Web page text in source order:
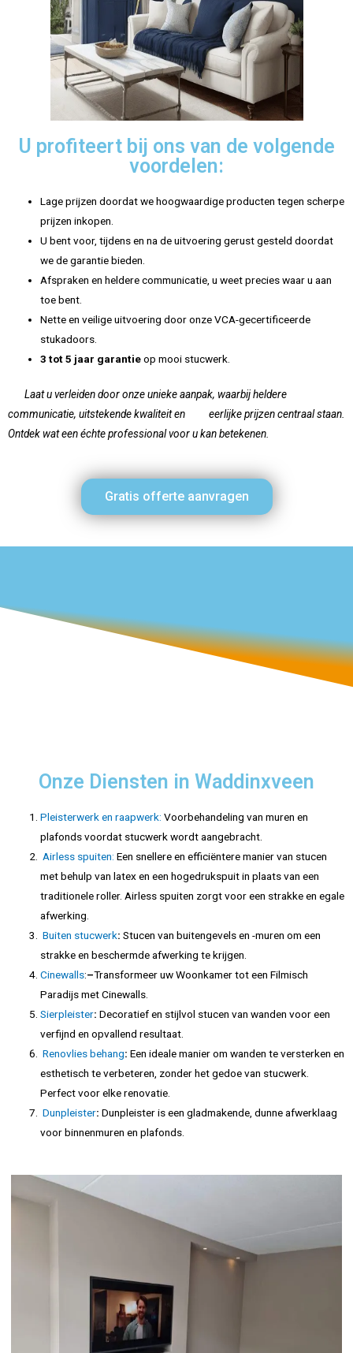
U profiteert bij ons van de volgende
voordelen:
Lage prijzen doordat we hoogwaardige producten tegen scherpe
prijzen inkopen.
U bent voor, tijdens en na de uitvoering gerust gesteld doordat
we de garantie bieden.
Afspraken en heldere communicatie, u weet precies waar u aan
toe bent.
Nette en veilige uitvoering door onze VCA-gecertificeerde
stukadoors.
3 tot 5 jaar garantieop mooi stucwerk.
Laat u verleiden door onze unieke aanpak, waarbij heldere
communicatie, uitstekende kwaliteit en eerlijke prijzen centraal staan.
Ontdek wat een échte professional voor u kan betekenen.
Gratis offerte aanvragen
Onze Diensten in Waddinxveen
Pleisterwerk en raapwerk: Voorbehandeling van muren en
plafonds voordat stucwerk wordt aangebracht.
Airless spuiten: Een snellere en efficiëntere manier van stucen
met behulp van latex en een hogedrukspuit in plaats van een
traditionele roller. Airless spuiten zorgt voor een strakke en egale
afwerking.
Buiten stucwerk: Stucen van buitengevels en -muren om een
strakke en beschermde afwerking te krijgen.
Cinewalls:–Transformeer uw Woonkamer tot een Filmisch
Paradijs met Cinewalls.
Sierpleister: Decoratief en stijlvol stucen van wanden voor een
verfijnd en opvallend resultaat.
Renovlies behang: Een ideale manier om wanden te versterken en
esthetisch te verbeteren, zonder het gedoe van stucwerk.
Perfect voor elke renovatie.
Dunpleister: Dunpleister is een gladmakende, dunne afwerklaag
voor binnenmuren en plafonds.